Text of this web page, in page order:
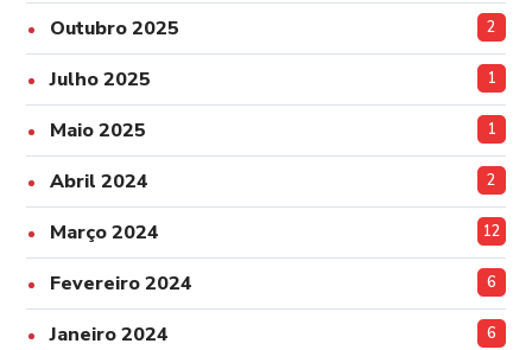
Outubro 2025 2
Julho 2025 1
Maio 2025 1
Abril 2024 2
Março 2024 12
Fevereiro 2024 6
Janeiro 2024 6